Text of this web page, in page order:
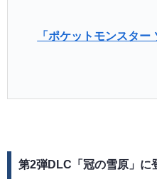
「ポケットモンスタ
第2弾DLC「冠の雪原」に